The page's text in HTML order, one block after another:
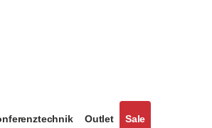
Outlet Sale